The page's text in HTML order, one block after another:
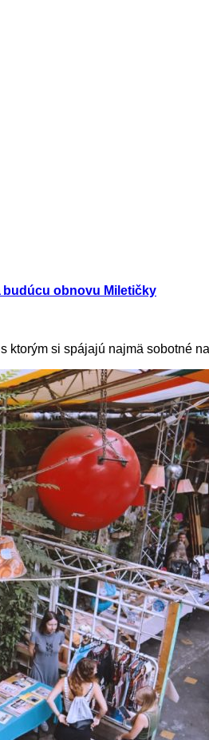
budúcu obnovu Miletičky
si spájajú najmä sobotné